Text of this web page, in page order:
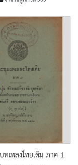
เพลงไทยเดิม ภาค 1